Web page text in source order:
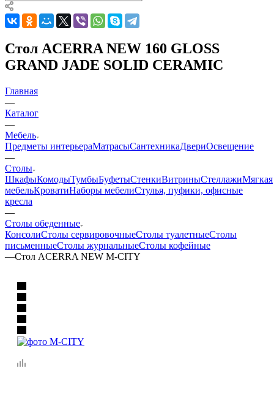
Стол ACERRA NEW 160 GLOSS
GRAND JADE SOLID CERAMIC
Главная
—
Каталог
—
Мебель
Предметы интерьераМатрасыСантехникаДвериОсвещение
—
Столы
ШкафыКомодыТумбыБуфетыСтенкиВитриныСтеллажиМягкая
мебельКроватиНаборы мебелиСтулья, пуфики, офисные
кресла
—
Столы обеденные
КонсолиСтолы сервировочныеСтолы туалетныеСтолы
письменныеСтолы журнальныеСтолы кофейные
—Стол ACERRA NEW M-CITY